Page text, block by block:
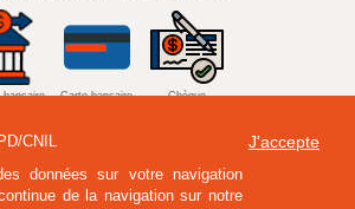
CNIL
données sur votre navigation
de la navigation sur notre
J'accepte
bancaire Carte bancaire Chèque
Mandat administratif